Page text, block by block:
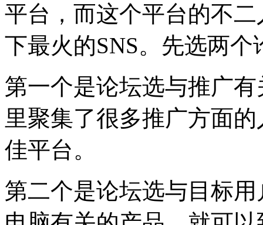
平台，而这个平台的不
下最火的SNS。先选两个
第一个是论坛选与推广
里聚集了很多推广方面
佳平台。
第二个是论坛选与目标